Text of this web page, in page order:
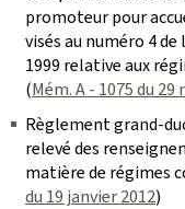
promoteur pour
visés au numéro 4
1999 relative aux
(Mém. A - 1075 du
Règlement grand-
relevé des
matière de régimes
du 19 janvier 2012)